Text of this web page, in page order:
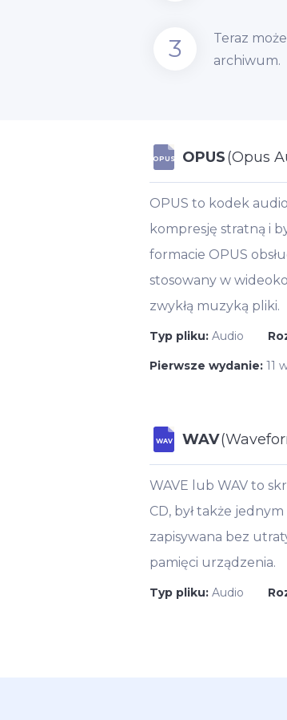
3
Teraz
archiwum.
OPUS OPUS(Opus
OPUS to kodek
kompresję stratną i
formacie OPUS
stosowany w
zwykłą muzyką pliki.
Typ pliku: Audio
Pierwsze wydanie: 11
WAV WAV
WAVE lub WAV to
CD, był także
zapisywana bez
pamięci urządzenia.
Typ pliku: Audio